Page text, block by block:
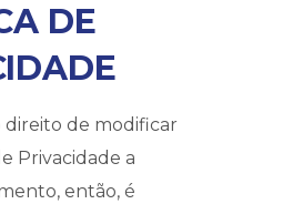
DE
direito de modificar
Privacidade a
então, é